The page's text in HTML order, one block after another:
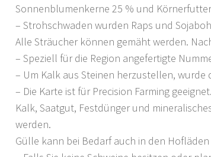
Sonnenblumenkerne 25 % und
– Strohschwaden wurden Raps und
Alle Sträucher können gemäht werden.
– Speziell für die Region angefertigte
– Um Kalk aus Steinen herzustellen,
– Die Karte ist für Precision Farming geeignet.
Kalk, Saatgut, Festdünger und
werden.
Gülle kann bei Bedarf auch in den